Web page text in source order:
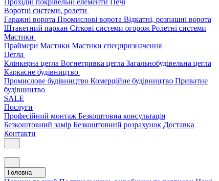
Прохідні покрівельні елементи Печі
Воротні системи, ролети
Гаражні ворота Промислові ворота Відкатні, розпашні ворота
Штакетний паркан Сіткові системи огорож Ролетні системи
Мастики
Праймери Мастики Мастики спецпризначення
Цегла
Клінкерна цегла Вогнетривка цегла Загальнобудівельна цегла
Каркасне будівництво
Промислове будівництво Комерційне будівництво Приватне
будівництво
SALE
Послуги
Професійний монтаж Безкоштовна консультація
Безкоштовний замір Безкоштовний розрахунок Доставка
Контакти
Головна